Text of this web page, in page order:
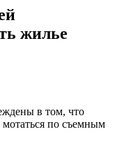
жилье
в том, что
мотаться по съемным